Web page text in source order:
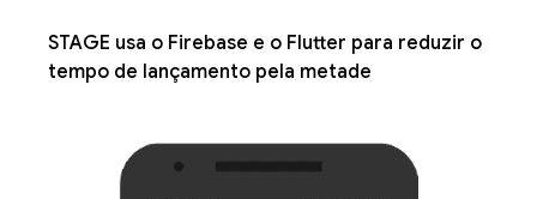
STAGE usa o Firebase e o Flutter para reduzir o
tempo de lançamento pela metade